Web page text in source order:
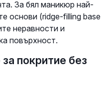
За бял маникюр най-
основи (ridge-filling base
неравности и
повърхност.
покритие без